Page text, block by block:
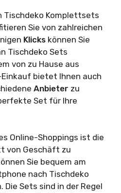
Tischdeko Komplettsets
Sie von zahlreichen
Klicks können Sie
Tischdeko Sets
von zu Hause aus
bietet Ihnen auch
Anbieter zu
Set für Ihre
Online-Shoppings ist die
von Geschäft zu
Sie bequem am
nach Tischdeko
Sets sind in der Regel